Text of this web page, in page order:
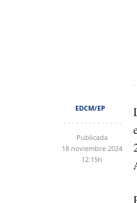
EDCM/EP
Publicada
18 noviembre 2024
12:15h